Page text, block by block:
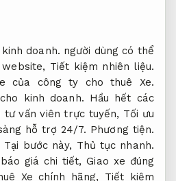
doanh. người dùng có thể
Tiết kiệm nhiên liệu.
của công ty cho thuê Xe.
kinh doanh. Hầu hết các
tư vấn viên trực tuyến, Tối ưu
hỗ trợ 24/7. Phương tiện.
Tại bước này, Thủ tục nhanh.
báo giá chi tiết,Giao xe đúng
Xe chính hãng, Tiết kiệm